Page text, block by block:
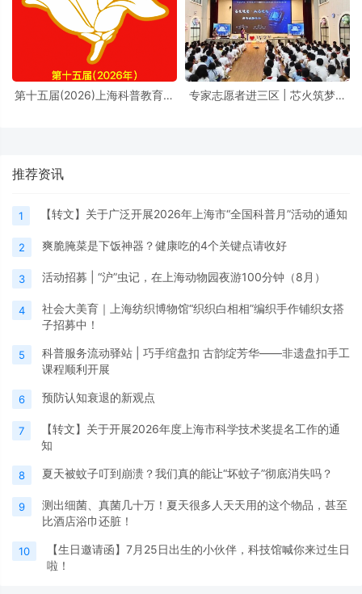
第十五届(2026)上海科普教育创
专家志愿者进三区 | 芯火筑梦进
推荐资讯
1 【转文】关于广泛开展2026年上海市“全国科普月”活动的通知
2 爽脆腌菜是下饭神器？健康吃的4个关键点请收好
3 活动招募 | “沪”虫记，在上海动物园夜游100分钟（8月）
4
社会大美育｜上海纺织博物馆“织织白相相”编织手作铺织女搭
子招募中！
5
科普服务流动驿站 | 巧手绾盘扣 古韵绽芳华——非遗盘扣手工
课程顺利开展
6 预防认知衰退的新观点
7
【转文】关于开展2026年度上海市科学技术奖提名工作的通
知
8 夏天被蚊子叮到崩溃？我们真的能让“坏蚊子”彻底消失吗？
9
测出细菌、真菌几十万！夏天很多人天天用的这个物品，甚至
比酒店浴巾还脏！
10
【生日邀请函】7月25日出生的小伙伴，科技馆喊你来过生日
啦！